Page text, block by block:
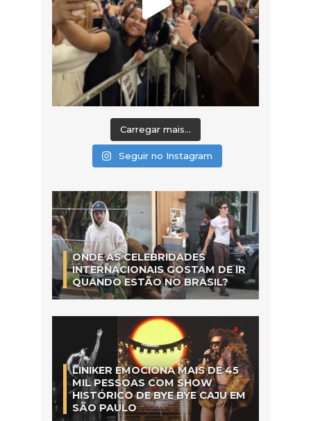
Carregar mais...
Seguir no Instagram
ONDE AS CELEBRIDADES
INTERNACIONAIS GOSTAM DE IR
QUANDO ESTÃO NO BRASIL?
LINIKER EMOCIONA MAIS DE 45
MIL PESSOAS COM SHOW
HISTÓRICO DE BYE BYE CAJU EM
SÃO PAULO